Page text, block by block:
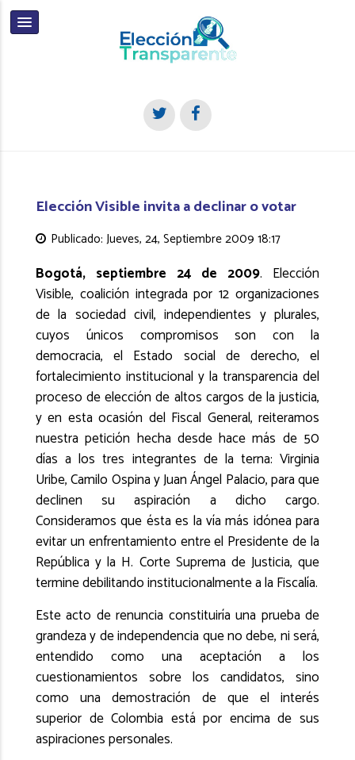
Elección Visible invita a declinar o votar
Publicado: Jueves, 24, Septiembre 2009 18:17
Bogotá, septiembre 24 de 2009. Elección
Visible, coalición integrada por 12 organizaciones
de la sociedad civil, independientes y plurales,
cuyos únicos compromisos son con la
democracia, el Estado social de derecho, el
fortalecimiento institucional y la transparencia del
proceso de elección de altos cargos de la justicia,
y en esta ocasión del Fiscal General, reiteramos
nuestra petición hecha desde hace más de 50
días a los tres integrantes de la terna: Virginia
Uribe, Camilo Ospina y Juan Ángel Palacio, para que
declinen su aspiración a dicho cargo.
Consideramos que ésta es la vía más idónea para
evitar un enfrentamiento entre el Presidente de la
República y la H. Corte Suprema de Justicia, que
termine debilitando institucionalmente a la Fiscalía.
Este acto de renuncia constituiría una prueba de
grandeza y de independencia que no debe, ni será,
entendido como una aceptación a los
cuestionamientos sobre los candidatos, sino
como una demostración de que el interés
superior de Colombia está por encima de sus
aspiraciones personales.